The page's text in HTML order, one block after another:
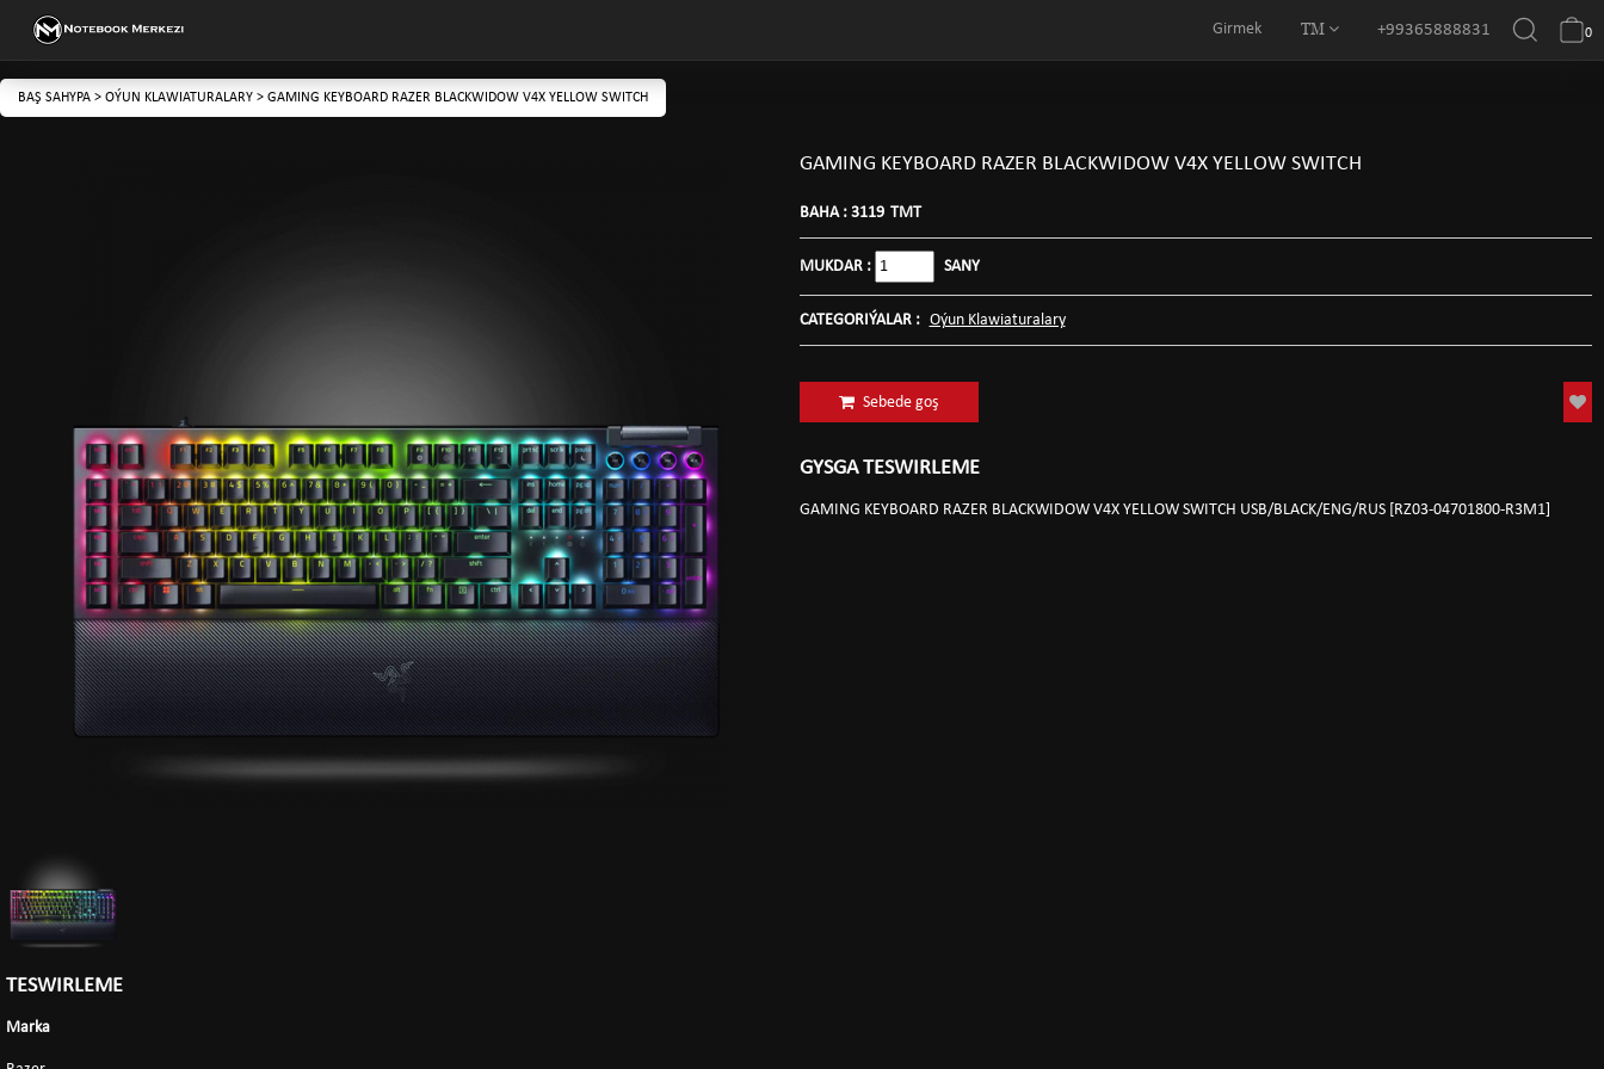
Girmek TM +99365888831 0
BAŞ SAHYPA > OÝUN KLAWIATURALARY > GAMING KEYBOARD RAZER BLACKWIDOW V4X YELLOW SWITCH
GAMING KEYBOARD RAZER BLACKWIDOW V4X YELLOW SWITCH
BAHA : 3119 TMT
MUKDAR : SANY
CATEGORIÝALAR : Oýun Klawiaturalary
Sebede goş
GYSGA TESWIRLEME
GAMING KEYBOARD RAZER BLACKWIDOW V4X YELLOW SWITCH USB/BLACK/ENG/RUS [RZ03-04701800-R3M1]
TESWIRLEME
Marka